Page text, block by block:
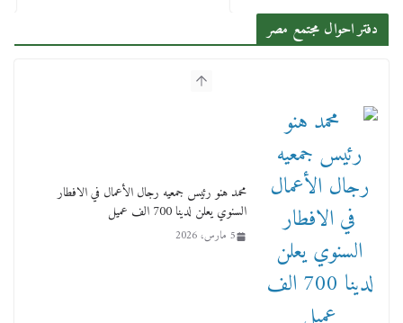
دفتر احوال مجتمع مصر
محمد هنو رئيس جمعيه رجال الأعمال في الافطار
السنوي يعلن لدينا 700 الف عميل
5 مارس، 2026